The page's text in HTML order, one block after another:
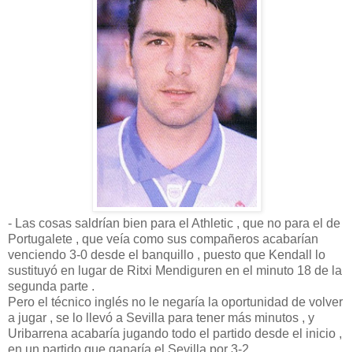
- Las cosas saldrían bien para el Athletic , que no para el de
Portugalete , que veía como sus compañeros acabarían
venciendo 3-0 desde el banquillo , puesto que Kendall lo
sustituyó en lugar de Ritxi Mendiguren en el minuto 18 de la
segunda parte .
Pero el técnico inglés no le negaría la oportunidad de volver
a jugar , se lo llevó a Sevilla para tener más minutos , y
Uribarrena acabaría jugando todo el partido desde el inicio ,
en un partido que ganaría el Sevilla por 3-2 .